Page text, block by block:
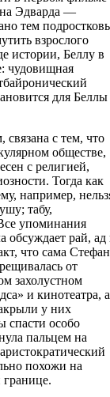
на Эдварда —
тем
взрослого
истории, Беллу в
чудовищная
для Беллы
с тем, что
обществе,
с религией,
Тогда как
например,
табу,
упоминания
обсуждает рай, ад
что сама
от
захолустном
и кинотеатра, а
у них
спасти особо
пальцем на
похожи на